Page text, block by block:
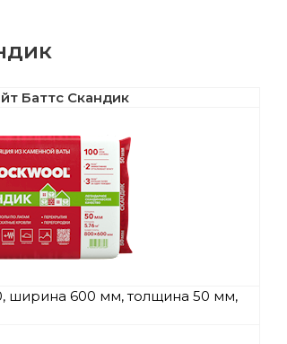
Баттс Скандик
ширина 600 мм, толщина 50 мм,